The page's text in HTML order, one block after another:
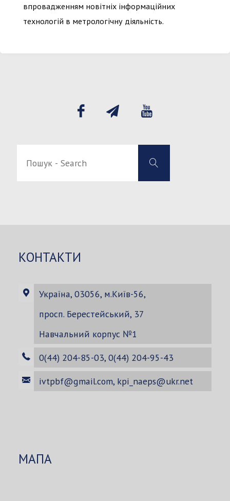
впровадженням новітніх інформаційних
технологій в метрологічну діяльність.
Search
Пошук
Search
КОНТАКТИ
Україна, 03056, м.Київ-56,
просп. Берестейський, 37
Навчальний корпус №1
0(44) 204-85-03, 0(44) 204-95-43
ivtpbf@gmail.com, kpi_naeps@ukr.net
МАПА